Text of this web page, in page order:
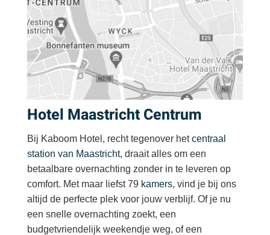
Hotel Maastricht Centrum
Bij Kaboom Hotel, recht tegenover hetcentraal
station van Maastricht, draait alles om een
betaalbare overnachting zonder in te leveren op
comfort. Met maar liefst 79 kamers, vind je bij ons
altijd de perfecte plek voor jouw verblijf. Of je nu
een snelle overnachting zoekt, een
budgetvriendelijk weekendje weg, of een